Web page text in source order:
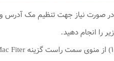
در صورت نیاز جهت تنظیم مک آدرس
زیر را انجام دهید.
۱) از منوی سمت راست گزینه WLAN Mac Fiter را انتخااب کنید